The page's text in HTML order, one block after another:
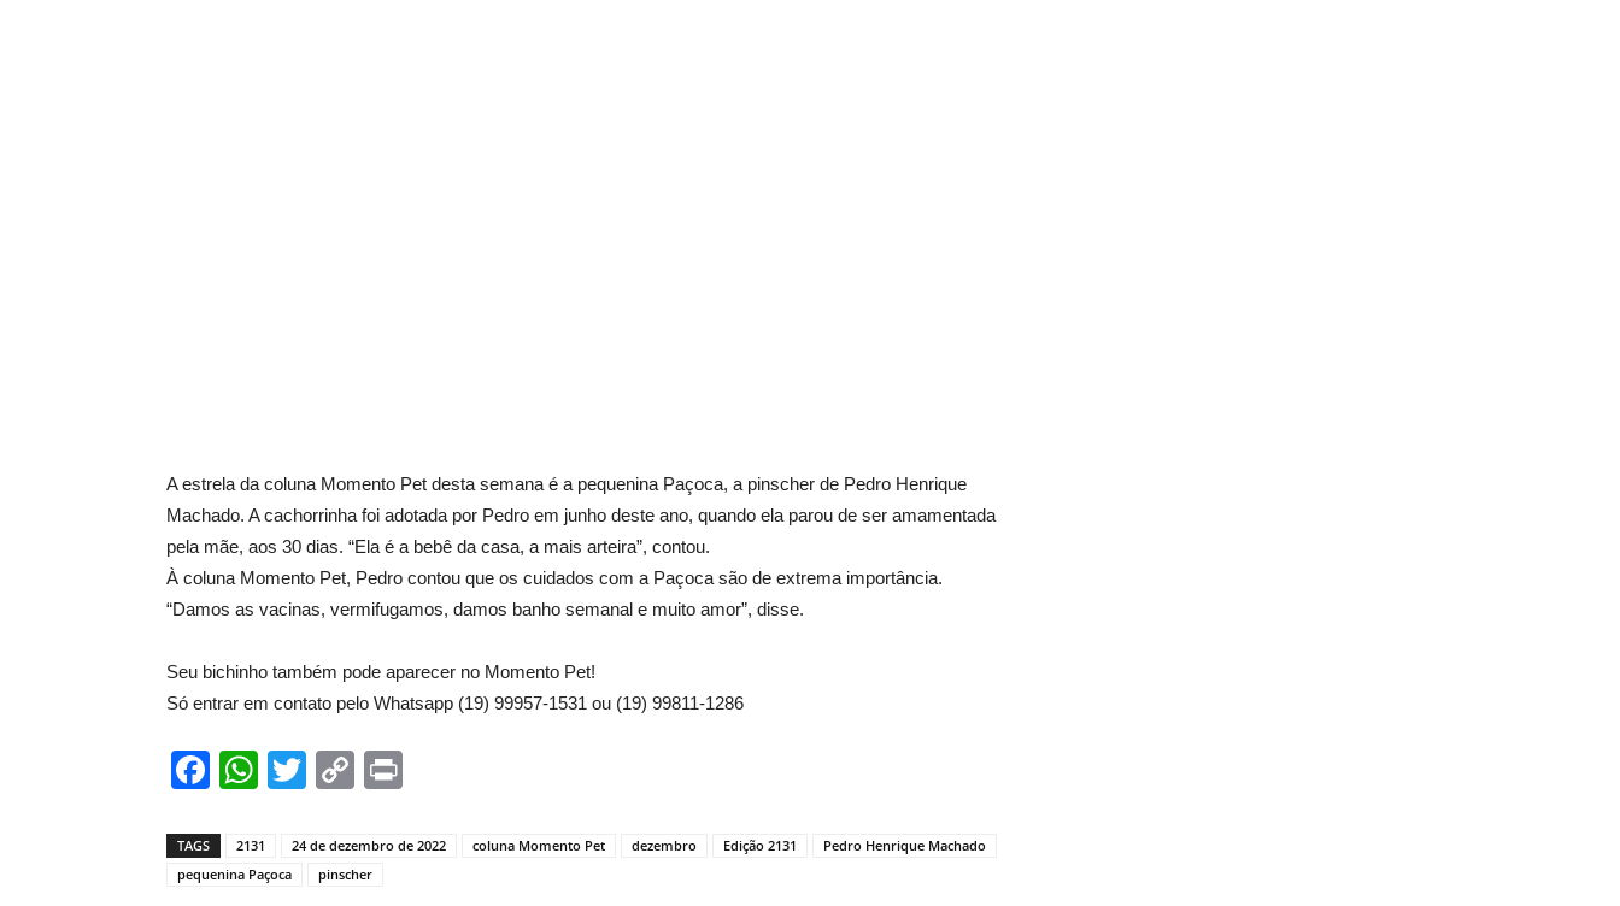
A estrela da coluna Momento Pet desta semana é a pequenina Paçoca, a pinscher de Pedro Henrique
Machado. A cachorrinha foi adotada por Pedro em junho deste ano, quando ela parou de ser amamentada
pela mãe, aos 30 dias. “Ela é a bebê da casa, a mais arteira”, contou.
À coluna Momento Pet, Pedro contou que os cuidados com a Paçoca são de extrema importância.
“Damos as vacinas, vermifugamos, damos banho semanal e muito amor”, disse.
Seu bichinho também pode aparecer no Momento Pet!
Só entrar em contato pelo Whatsapp (19) 99957-1531 ou (19) 99811-1286
Facebook
WhatsApp
TwitterCopy
TAGS 2131 24 de dezembro de 2022 coluna Momento Pet dezembro Edição 2131
Pedro Henrique Machado
pequenina Paçoca
pinscher